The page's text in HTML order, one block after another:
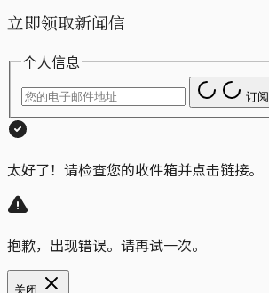
立即领取新闻信
个人信息
订阅
太好了！请检查您的收件箱并点击链接。
抱歉，出现错误。请再试一次。
关闭